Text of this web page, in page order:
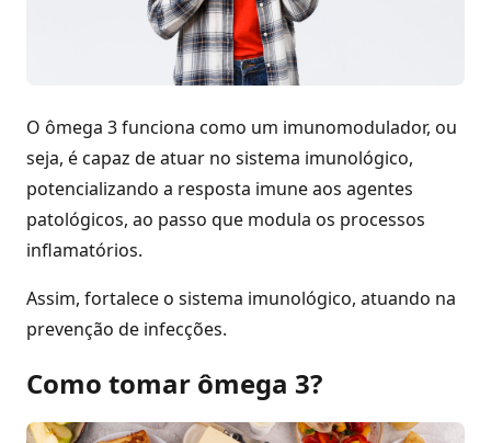
O ômega 3 funciona como um imunomodulador, ou
seja, é capaz de atuar no sistema imunológico,
potencializando a resposta imune aos agentes
patológicos, ao passo que modula os processos
inflamatórios.
Assim, fortalece o sistema imunológico, atuando na
prevenção de infecções.
Como tomar ômega 3?